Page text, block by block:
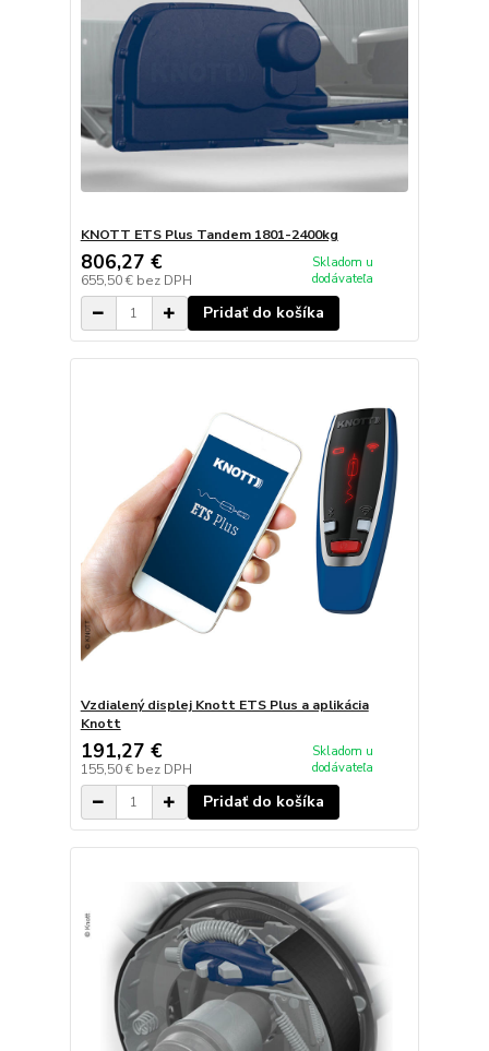
KNOTT ETS Plus Tandem 1801-2400kg
806,27 €
655,50 € bez DPH
Skladom u
dodávateľa
Pridať do košíka
Vzdialený displej Knott ETS Plus a aplikácia
Knott
191,27 €
155,50 € bez DPH
Skladom u
dodávateľa
Pridať do košíka